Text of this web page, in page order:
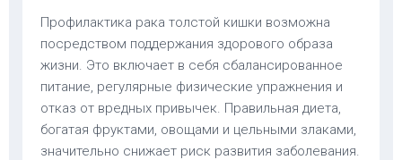
Профилактика рака толстой кишки возможна
посредством поддержания здорового образа
жизни. Это включает в себя сбалансированное
питание, регулярные физические упражнения и
отказ от вредных привычек. Правильная диета,
богатая фруктами, овощами и цельными злаками,
значительно снижает риск развития заболевания.